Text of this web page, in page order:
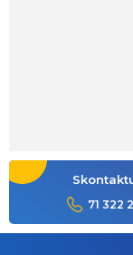
71 322